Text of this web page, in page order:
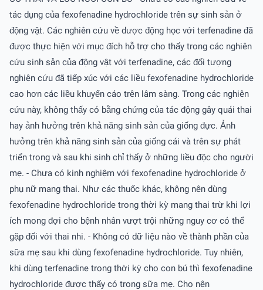
tác dụng của fexofenadine hydrochloride trên sự sinh sản ở
động vật. Các nghiên cứu về dược động học với terfenadine đã
được thực hiện với mục đích hỗ trợ cho thấy trong các nghiên
cứu sinh sản của động vật với terfenadine, các đối tượng
nghiên cứu đã tiếp xúc với các liều fexofenadine hydrochloride
cao hơn các liều khuyến cáo trên lâm sàng. Trong các nghiên
cứu này, không thấy có bằng chứng của tác động gây quái thai
hay ảnh hưởng trên khả năng sinh sản của giống đực. Ảnh
hưởng trên khả năng sinh sản của giống cái và trên sự phát
triển trong và sau khi sinh chỉ thấy ở những liều độc cho người
mẹ. - Chưa có kinh nghiệm với fexofenadine hydrochloride ở
phụ nữ mang thai. Như các thuốc khác, không nên dùng
fexofenadine hydrochloride trong thời kỳ mang thai trừ khi lợi
ích mong đợi cho bệnh nhân vượt trội những nguy cơ có thể
gặp đối với thai nhi. - Không có dữ liệu nào về thành phần của
sữa mẹ sau khi dùng fexofenadine hydrochloride. Tuy nhiên,
khi dùng terfenadine trong thời kỳ cho con bú thì fexofenadine
hydrochloride được thấy có trong sữa mẹ. Cho nên